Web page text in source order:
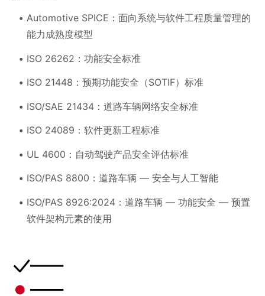
Automotive SPICE：面向系统与软件工程质量管理的
能力成熟度模型
ISO 26262：功能安全标准
ISO 21448：预期功能安全（SOTIF）标准
ISO/SAE 21434：道路车辆网络安全标准
ISO 24089：软件更新工程标准
UL 4600：自动驾驶产品安全评估标准
ISO/PAS 8800：道路车辆 — 安全与人工智能
ISO/PAS 8926:2024：道路车辆 — 功能安全 — 预置
软件架构元素的使用